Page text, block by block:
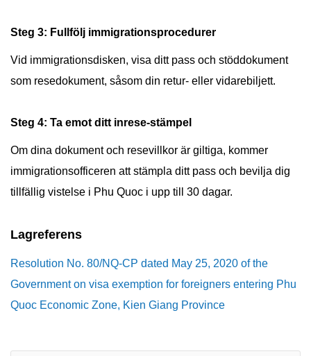
Steg 3: Fullfölj immigrationsprocedurer
Vid immigrationsdisken, visa ditt pass och stöddokument
som resedokument, såsom din retur- eller vidarebiljett.
Steg 4: Ta emot ditt inrese-stämpel
Om dina dokument och resevillkor är giltiga, kommer
immigrationsofficeren att stämpla ditt pass och bevilja dig
tillfällig vistelse i Phu Quoc i upp till 30 dagar.
Lagreferens
Resolution No. 80/NQ-CP dated May 25, 2020 of the
Government on visa exemption for foreigners entering Phu
Quoc Economic Zone, Kien Giang Province